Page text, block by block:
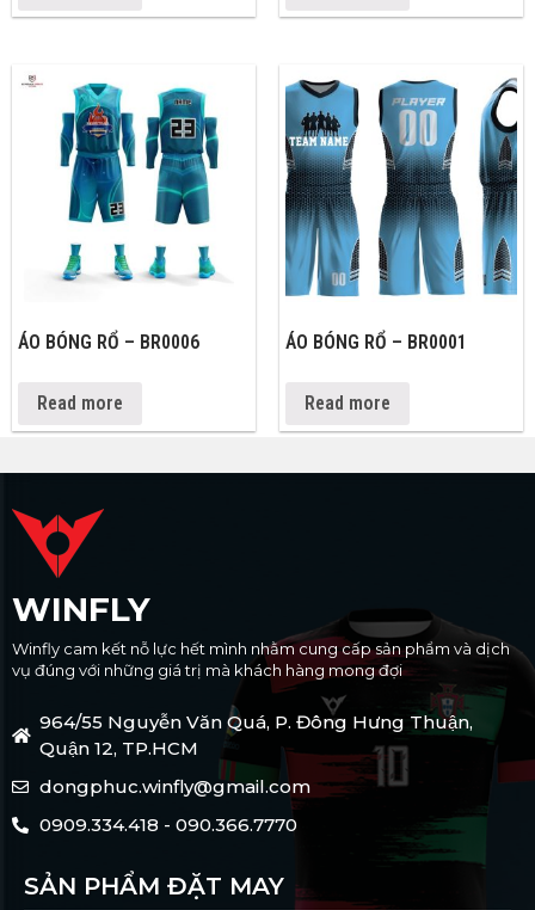
ÁO BÓNG RỔ – BR0006
Read more
ÁO BÓNG RỔ – BR0001
Read more
WINFLY
Winfly cam kết nỗ lực hết mình nhằm cung cấp sản phẩm và dịch
vụ đúng với những giá trị mà khách hàng mong đợi
964/55 Nguyễn Văn Quá, P. Đông Hưng Thuận,
Quận 12, TP.HCM
dongphuc.winfly@gmail.com
0909.334.418 - 090.366.7770
SẢN PHẨM ĐẶT MAY